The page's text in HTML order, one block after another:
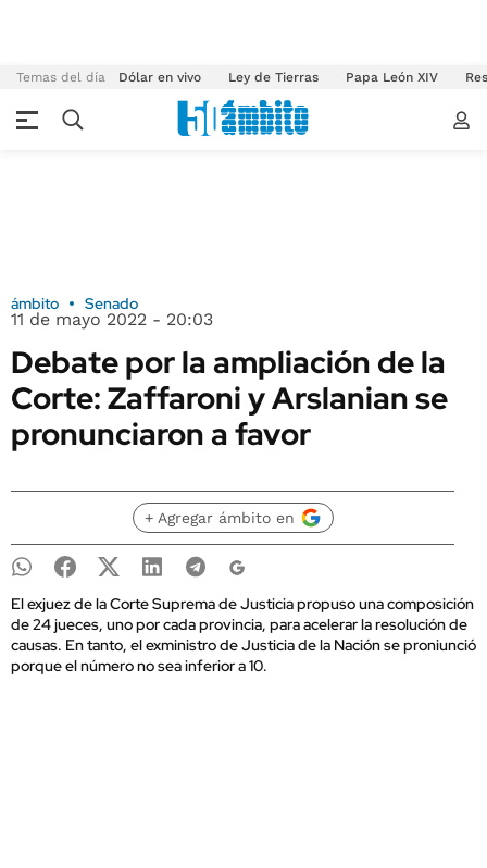
Temas del día Dólar en vivo Ley de Tierras Papa León XIV
ámbito Senado
11 de mayo 2022 - 20:03
Debate por la ampliación de la
Corte: Zaffaroni y Arslanian se
pronunciaron a favor
+ Agregar ámbito en
El exjuez de la Corte Suprema de Justicia propuso una composición
de 24 jueces, uno por cada provincia, para acelerar la resolución de
causas. En tanto, el exministro de Justicia de la Nación se proniunció
porque el número no sea inferior a 10.